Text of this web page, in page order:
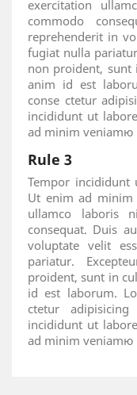
exercitation
commodo
reprehenderit in
fugiat nulla
non proident,
anim id est
conse ctetur
incididunt ut
ad minim veniamю
Rule 3
Tempor incididunt
Ut enim ad minim
ullamco laboris
consequat. Duis
voluptate velit
pariatur.
proident, sunt in
id est laborum.
ctetur
incididunt ut
ad minim veniamю